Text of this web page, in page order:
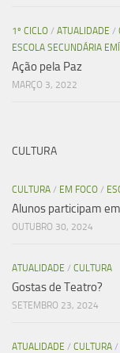
1º CICLO / ATUALIDADE /
ESCOLA SECUNDÁRIA
Ação pela Paz
MARÇO 3, 2022
CULTURA
CULTURA / EM FOCO /
Alunos participam
OUTUBRO 30, 2024
ATUALIDADE / CULTURA
Gostas de Teatro?
SETEMBRO 23, 2024
ATUALIDADE / CULTURA /